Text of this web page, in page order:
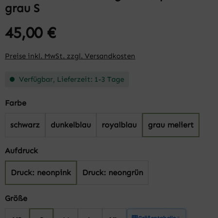
grau S
45,00 €
Preise inkl. MwSt. zzgl. Versandkosten
Verfügbar, Lieferzeit: 1-3 Tage
Farbeauswählen
schwarz dunkelblau royalblau grau meliert
Aufdruckauswählen
Druck: neonpink Druck: neongrün
Größeauswählen